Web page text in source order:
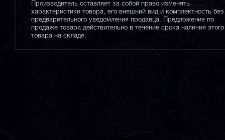
Производитель оставляет за собой право изменять
характеристики товара, его внешний вид и комплектность без
предварительного уведомления продавца. Предложение по
продаже товара действительно в течение срока наличия этого
товара на складе.